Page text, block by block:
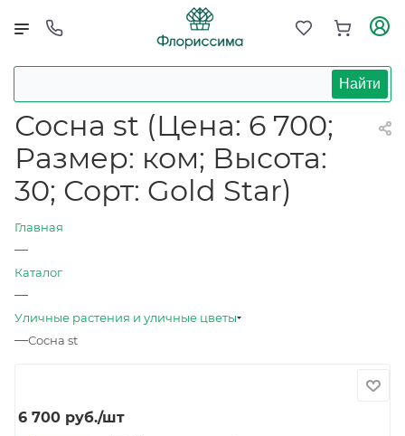
Найти
Сосна st (Цена: 6 700;
Размер: ком; Высота:
30; Сорт: Gold Star)
Главная
—
Каталог
—
Уличные растения и уличные цветы
—Сосна st
6 700 руб./шт